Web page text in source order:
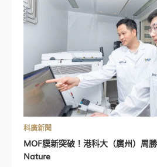
科廣新聞
MOF膜新突破！港科大（廣州）周
Nature